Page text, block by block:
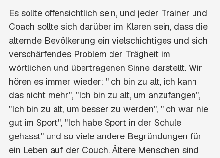
Es sollte offensichtlich sein, und jeder Trainer und
Coach sollte sich darüber im Klaren sein, dass die
alternde Bevölkerung ein vielschichtiges und sich
verschärfendes Problem der Trägheit im
wörtlichen und übertragenen Sinne darstellt. Wir
hören es immer wieder: "Ich bin zu alt, ich kann
das nicht mehr", "Ich bin zu alt, um anzufangen",
"Ich bin zu alt, um besser zu werden", "Ich war nie
gut im Sport", "Ich habe Sport in der Schule
gehasst" und so viele andere Begründungen für
ein Leben auf der Couch. Ältere Menschen sind